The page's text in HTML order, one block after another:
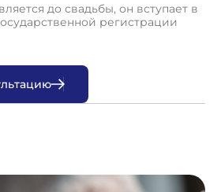
до свадьбы, он вступает в
регистрации
льтацию